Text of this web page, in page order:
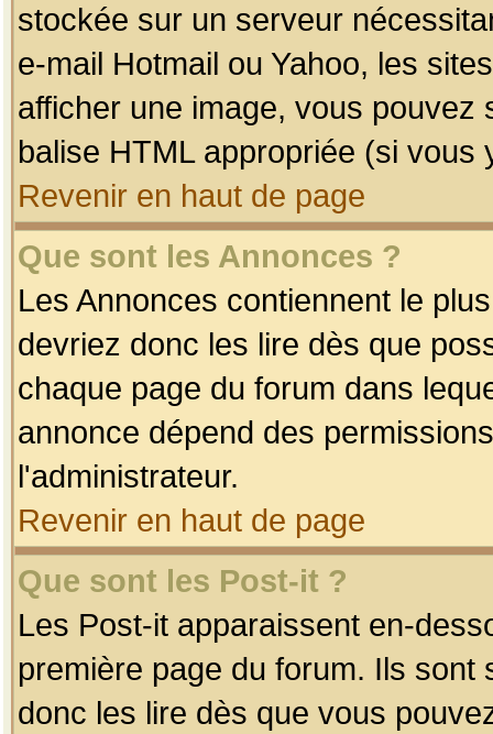
stockée sur un serveur
e-mail Hotmail ou Yahoo, les
afficher une image, vous pouvez
balise HTML appropriée (si vous
Revenir en haut de page
Que sont les Annonces ?
Les Annonces contiennent le
devriez donc les lire dès que
chaque page du forum dans
annonce dépend des
l'administrateur.
Revenir en haut de page
Que sont les Post-it ?
Les Post-it apparaissent en-
première page du forum. Ils
donc les lire dès que vous